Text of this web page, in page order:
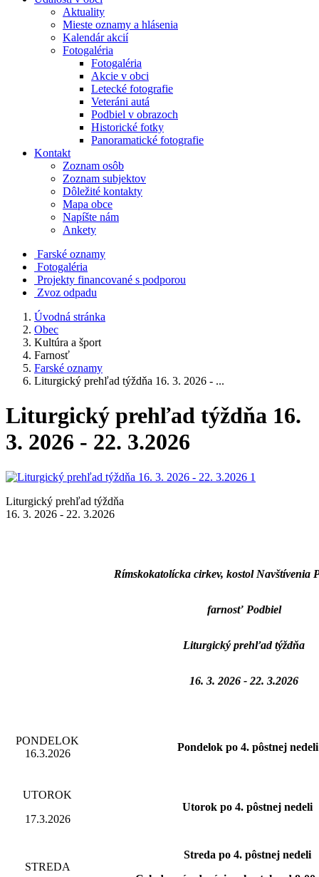
Aktuality
Mieste oznamy a hlásenia
Kalendár akcií
Fotogaléria
Fotogaléria
Akcie v obci
Letecké fotografie
Veteráni autá
Podbiel v obrazoch
Historické fotky
Panoramatické fotografie
Kontakt
Zoznam osôb
Zoznam subjektov
Dôležité kontakty
Mapa obce
Napíšte nám
Ankety
Farské oznamy
Fotogaléria
Projekty financované s podporou
Zvoz odpadu
Úvodná stránka
Obec
Kultúra a šport
Farnosť
Farské oznamy
Liturgický prehľad týždňa 16. 3. 2026 - ...
Liturgický prehľad týždňa 16.
3. 2026 - 22. 3.2026
Liturgický prehľad týždňa
16. 3. 2026 - 22. 3.2026
Rímskokatolícka cirkev, kostol Navštívenia
farnosť Podbiel
Liturgický prehľad týždňa
16. 3. 2026 - 22. 3.2026
PONDELOK
16.3.2026
Pondelok po 4. pôstnej nedeli
UTOROK
17.3.2026
Utorok po 4. pôstnej nedeli
STREDA
Streda po 4. pôstnej nedeli